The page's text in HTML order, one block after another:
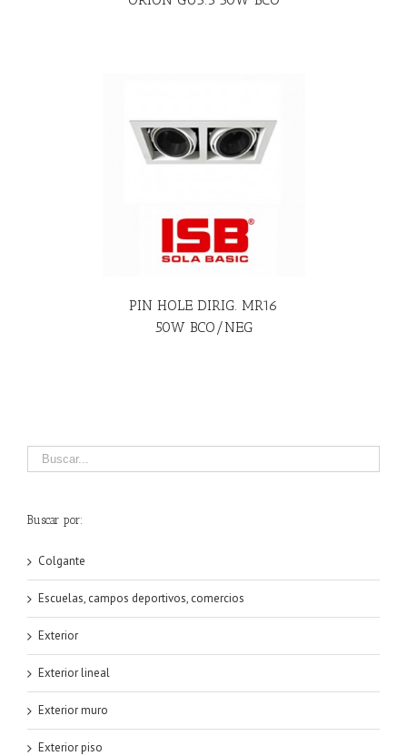
PIN HOLE DIRIG. MR16
50W BCO/NEG
Buscar por:
Colgante
Escuelas, campos deportivos, comercios
Exterior
Exterior lineal
Exterior muro
Exterior piso